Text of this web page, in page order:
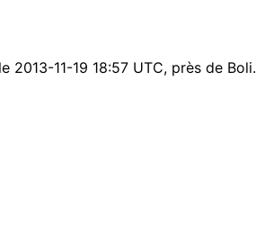
11-19 18:57 UTC, près de Boli.